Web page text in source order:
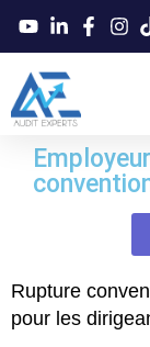
Rupture
pour les